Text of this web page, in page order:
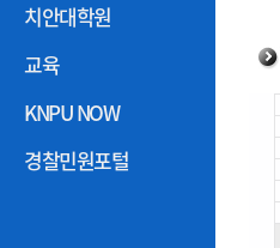
치안대학원
교육
KNPU NOW
경찰민원포털